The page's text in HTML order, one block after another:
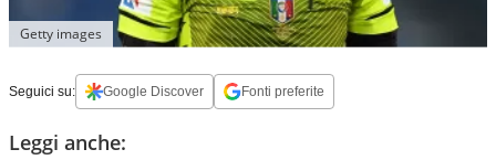
Getty images
Seguici su: Google Discover Fonti preferite
Leggi anche: